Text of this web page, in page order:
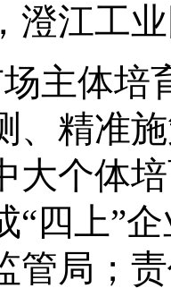
， 澄江工
场主体
、精准
大个体
“四上”
管局 ；